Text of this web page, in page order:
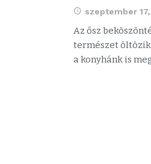
szeptember
Az ősz
természet öltözik
a konyhánk is